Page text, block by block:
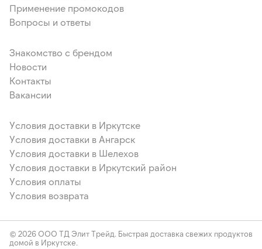
Применение промокодов
Вопросы и ответы
Знакомство с брендом
Новости
Контакты
Вакансии
Условия доставки в Иркутске
Условия доставки в Ангарск
Условия доставки в Шелехов
Условия доставки в Иркутский район
Условия оплаты
Условия возврата
© 2026 ООО ТД Элит Трейд. Быстрая доставка свежих продуктов
домой в Иркутске.